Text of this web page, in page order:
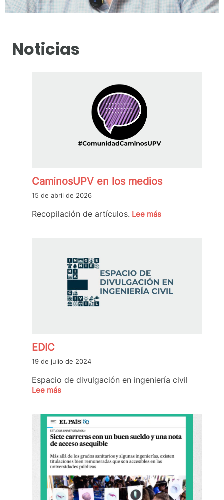
Noticias
CaminosUPV en los medios
15 de abril de 2026
Recopilación de artículos. Lee más
EDIC
19 de julio de 2024
Espacio de divulgación en ingeniería civil
Lee más